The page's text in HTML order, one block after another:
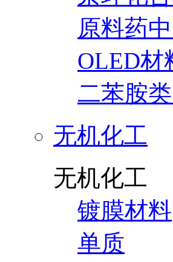
原料药
OLED材
二苯胺
无机化工
无机化工
镀膜材料
单质